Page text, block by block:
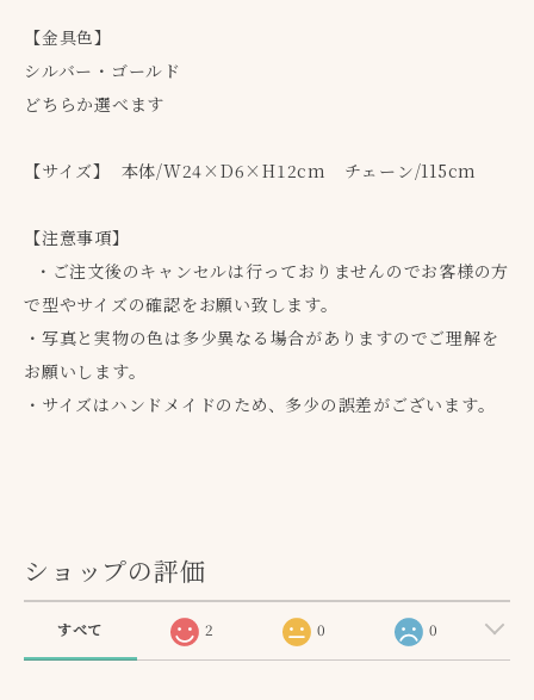
【金具色】
シルバー・ゴールド
どちらか選べます
【サイズ】 本体/W24×D6×H12cm チェーン/115cm
【注意事項】
・ご注文後のキャンセルは行っておりませんのでお客様の方
で型やサイズの確認をお願い致します。
・写真と実物の色は多少異なる場合がありますのでご理解を
お願いします。
・サイズはハンドメイドのため、多少の誤差がございます。
ショップの評価
すべて 2 0 0